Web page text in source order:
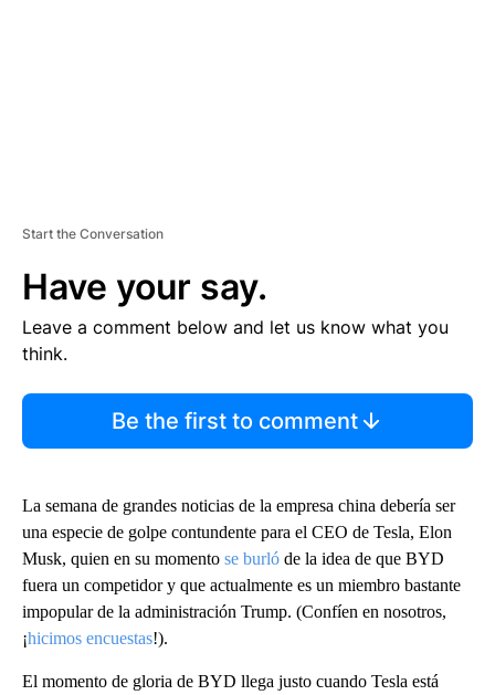
Start the Conversation
Have your say.
Leave a comment below and let us know what you
think.
Be the first to comment
La semana de grandes noticias de la empresa china debería ser
una especie de golpe contundente para el CEO de Tesla, Elon
Musk, quien en su momento se burló de la idea de que BYD
fuera un competidor y que actualmente es un miembro bastante
impopular de la administración Trump. (Confíen en nosotros,
¡hicimos encuestas!).
El momento de gloria de BYD llega justo cuando Tesla está